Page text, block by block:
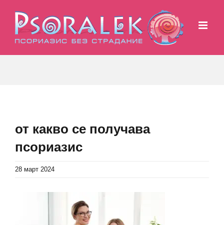
content
от какво се получава
псориазис
28 март 2024